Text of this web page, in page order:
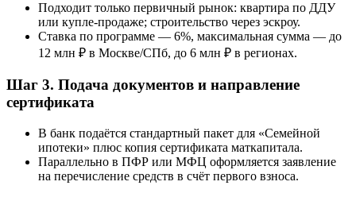
Подходит только первичный рынок: квартира по ДДУ
или купле-продаже; строительство через эскроу.
Ставка по программе — 6%, максимальная сумма — до
12 млн ₽ в Москве/СПб, до 6 млн ₽ в регионах.
Шаг 3. Подача документов и направление
сертификата
В банк подаётся стандартный пакет для «Семейной
ипотеки» плюс копия сертификата маткапитала.
Параллельно в ПФР или МФЦ оформляется заявление
на перечисление средств в счёт первого взноса.